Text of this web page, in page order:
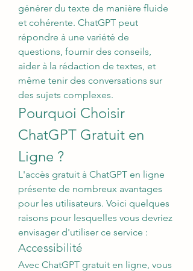
générer du texte de manière fluide
et cohérente. ChatGPT peut
répondre à une variété de
questions, fournir des conseils,
aider à la rédaction de textes, et
même tenir des conversations sur
des sujets complexes.
Pourquoi Choisir
ChatGPT Gratuit en
Ligne ?
L'accès gratuit à ChatGPT en ligne
présente de nombreux avantages
pour les utilisateurs. Voici quelques
raisons pour lesquelles vous devriez
envisager d'utiliser ce service :
Accessibilité
Avec ChatGPT gratuit en ligne, vous